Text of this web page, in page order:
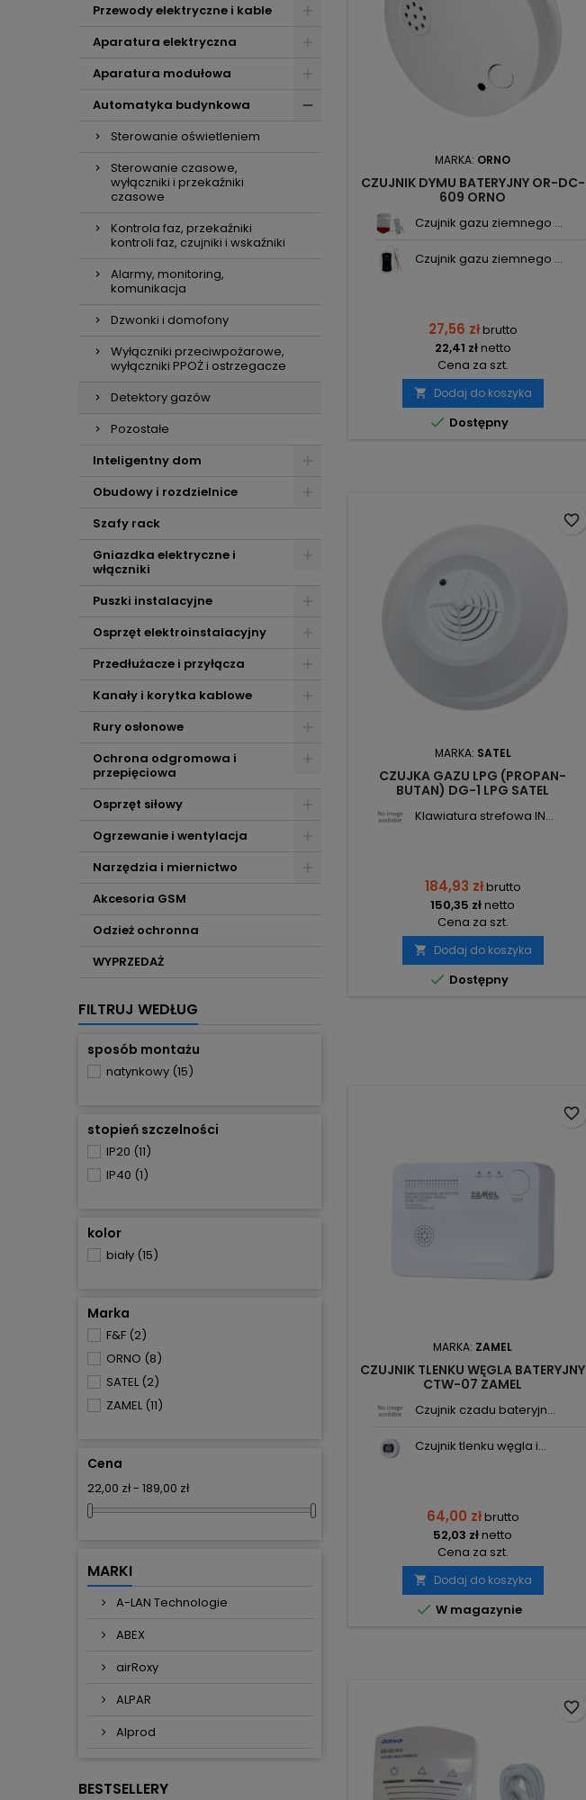
Przewody elektryczne i kable
Aparatura elektryczna
Aparatura modułowa
Automatyka budynkowa
Sterowanie oświetleniem
Sterowanie czasowe,
wyłączniki i przekaźniki
czasowe
Kontrola faz, przekaźniki
kontroli faz, czujniki i wskaźniki
Alarmy, monitoring,
komunikacja
Dzwonki i domofony
Wyłączniki przeciwpożarowe,
wyłączniki PPOŻ i ostrzegacze
Detektory gazów
Pozostałe
Inteligentny dom
Obudowy i rozdzielnice
Szafy rack
Gniazdka elektryczne i
włączniki
Puszki instalacyjne
Osprzęt elektroinstalacyjny
Przedłużacze i przyłącza
Kanały i korytka kablowe
Rury osłonowe
Ochrona odgromowa i
przepięciowa
Osprzęt siłowy
Ogrzewanie i wentylacja
Narzędzia i miernictwo
Akcesoria GSM
Odzież ochronna
WYPRZEDAŻ
FILTRUJ WEDŁUG
sposób montażu
natynkowy (15)
stopień szczelności
IP20 (11)
IP40 (1)
kolor
biały (15)
Marka
F&F (2)
ORNO (8)
SATEL (2)
ZAMEL (11)
Cena
22,00 zł - 189,00 zł
MARKI
A-LAN Technologie
ABEX
airRoxy
ALPAR
Alprod
BESTSELLERY
MARKA: ORNO
CZUJNIK DYMU BATERYJNY OR-DC-
609 ORNO
Czujnik gazu ziemnego ...
Czujnik gazu ziemnego ...
27,56 złbrutto
22,41 złnetto
Cena za szt.
 Dodaj do koszyka
 Dostępny
MARKA: SATEL
CZUJKA GAZU LPG (PROPAN-
BUTAN) DG-1 LPG SATEL
Klawiatura strefowa IN...
184,93 złbrutto
150,35 złnetto
Cena za szt.
 Dodaj do koszyka
 Dostępny
favorite_border
MARKA: ZAMEL
CZUJNIK TLENKU WĘGLA BATERYJNY
CTW-07 ZAMEL
Czujnik czadu bateryjn...
Czujnik tlenku węgla i...
64,00 złbrutto
52,03 złnetto
Cena za szt.
 Dodaj do koszyka
 W magazynie
favorite_border
favorite_border